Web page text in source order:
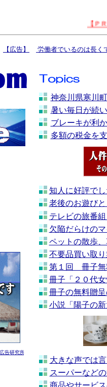
神奈川県寒川
暑い毎日が続
ブレーキが利
多額の税金を
知人に好評で
老後のお遊び
テレビの旅番
欠陥だらけの
ペットの散歩
不要品買い取
第１回 冊子無
冊子「２０代
冊子の無料贈
小説「陽子の
大きな声では
スーパーなど
商品やサービ